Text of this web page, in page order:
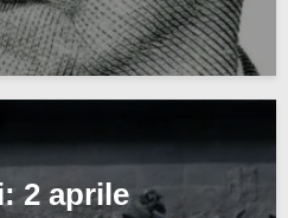
2 aprile